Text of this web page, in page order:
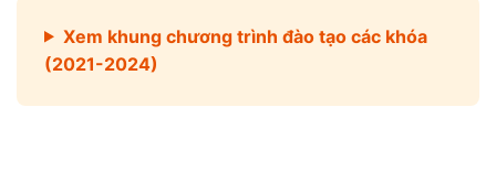
Xem khung chương trình đào tạo các khóa
(2021-2024)